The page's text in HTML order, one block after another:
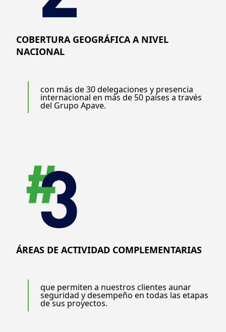
COBERTURA GEOGRÁFICA A NIVEL
NACIONAL
con más de 30 delegaciones y presencia
internacional en más de 50 países a través
del Grupo Apave.
ÁREAS DE ACTIVIDAD COMPLEMENTARIAS
que permiten a nuestros clientes aunar
seguridad y desempeño en todas las etapas
de sus proyectos.